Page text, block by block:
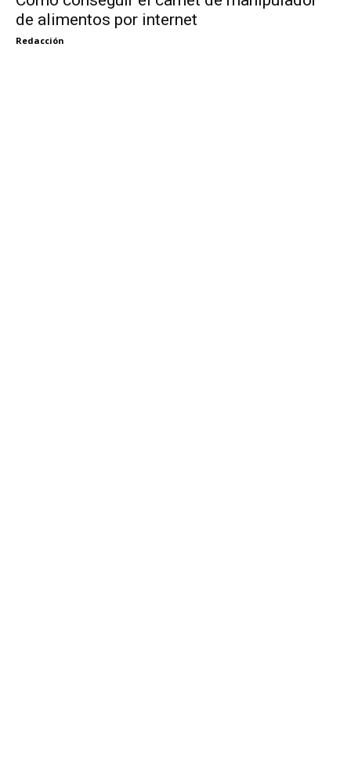
de alimentos por internet
Redacción